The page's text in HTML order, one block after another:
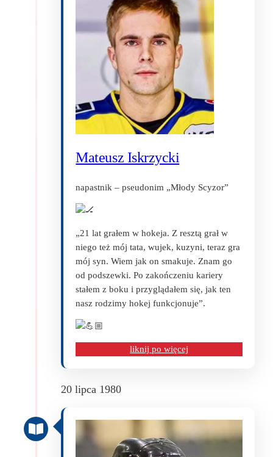
Mateusz Iskrzycki
napastnik – pseudonim „Młody Scyzor”
„21 lat grałem w hokeja. Z resztą grał w
niego też mój tata, wujek, kuzyni, teraz gra
mój syn. Wiem jak on smakuje. Znam go
od podszewki. Po zakończeniu kariery
stałem z boku i przyglądałem się, jak ten
nasz rodzimy hokej funkcjonuje”.
liknij po więcej
20 lipca 1980